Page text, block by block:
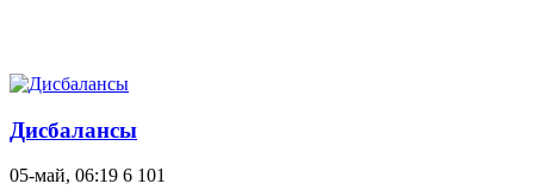
Дисбалансы
05-май, 06:19 6 101